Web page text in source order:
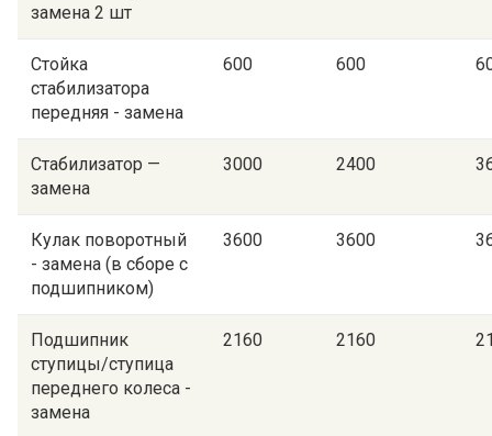
замена 2 шт
Стойка
стабилизатора
передняя - замена
600 600
Стабилизатор —
замена
3000 2400
Кулак поворотный
- замена (в сборе с
подшипником)
3600 3600
Подшипник
ступицы/ступица
переднего колеса -
замена
2160 2160